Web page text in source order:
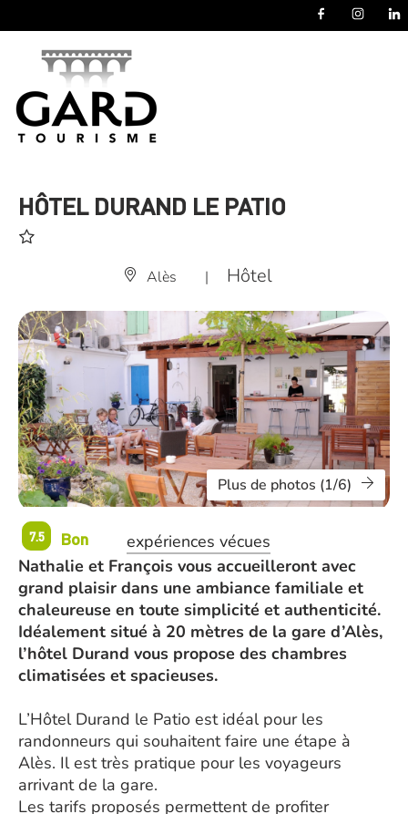
HÔTEL DURAND LE PATIO
Alès | Hôtel
Plus de photos (1/6)
7.5 Bon
expériences vécues
Nathalie et François vous accueilleront avec
grand plaisir dans une ambiance familiale et
chaleureuse en toute simplicité et authenticité.
Idéalement situé à 20 mètres de la gare d’Alès,
l’hôtel Durand vous propose des chambres
climatisées et spacieuses.
L’Hôtel Durand le Patio est idéal pour les
randonneurs qui souhaitent faire une étape à
Alès. Il est très pratique pour les voyageurs
arrivant de la gare.
Les tarifs proposés permettent de profiter